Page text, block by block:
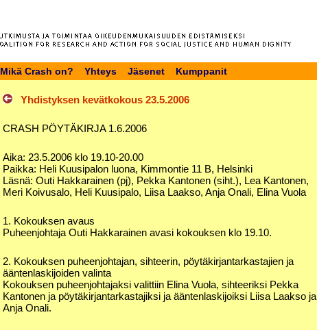
Mikä Crash on? Yhteys Jäsenet Kumppanit
Yhdistyksen kevätkokous 23.5.2006
CRASH PÖYTÄKIRJA 1.6.2006
Aika: 23.5.2006 klo 19.10-20.00
Paikka: Heli Kuusipalon luona, Kimmontie 11 B, Helsinki
Läsnä: Outi Hakkarainen (pj), Pekka Kantonen (siht.), Lea Kantonen,
Meri Koivusalo, Heli Kuusipalo, Liisa Laakso, Anja Onali, Elina Vuola
1. Kokouksen avaus
Puheenjohtaja Outi Hakkarainen avasi kokouksen klo 19.10.
2. Kokouksen puheenjohtajan, sihteerin, pöytäkirjantarkastajien ja
ääntenlaskijoiden valinta
Kokouksen puheenjohtajaksi valittiin Elina Vuola, sihteeriksi Pekka
Kantonen ja pöytäkirjantarkastajiksi ja ääntenlaskijoiksi Liisa Laakso ja
Anja Onali.